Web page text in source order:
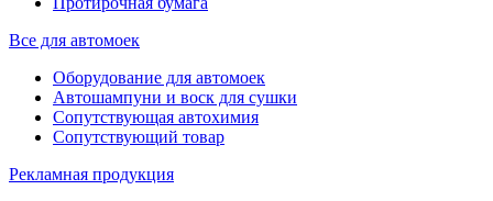
Все для автомоек
Оборудование для автомоек
Автошампуни и воск для сушки
Сопутствующая автохимия
Сопутствующий товар
Рекламная продукция